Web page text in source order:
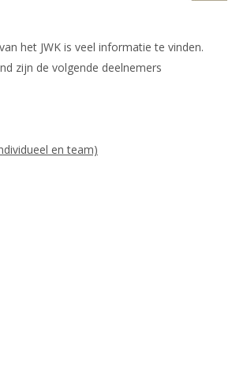
leraren
is external)
van het JWK is veel informatie te vinden.
zijn de volgende deelnemers
en team)